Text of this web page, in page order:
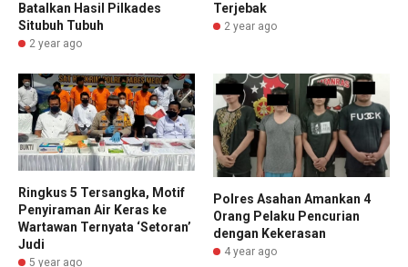
Batalkan Hasil Pilkades
Situbuh Tubuh
2 year ago
Terjebak
2 year ago
Ringkus 5 Tersangka, Motif
Penyiraman Air Keras ke
Wartawan Ternyata ‘Setoran’
Judi
5 year ago
Polres Asahan Amankan 4
Orang Pelaku Pencurian
dengan Kekerasan
4 year ago